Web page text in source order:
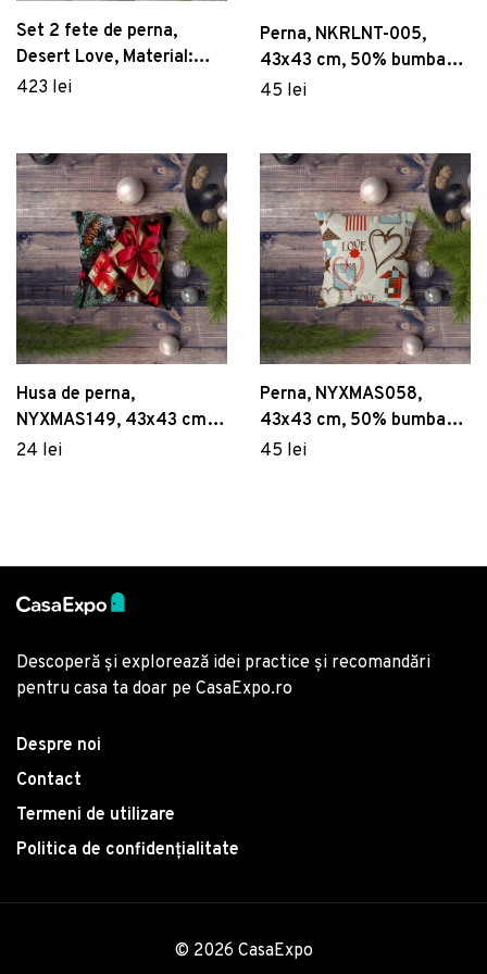
Set 2 fete de perna,
Desert Love, Material:
20% in, 80% poliester,
423 lei
Perna, NKRLNT-005,
43x43 cm, 50% bumbac /
50% poliester, Multicolor
45 lei
Husa de perna,
NYXMAS149, 43x43 cm,
50% bumbac/50%
24 lei
Perna, NYXMAS058,
43x43 cm, 50% bumbac /
50% poliester, Multicolor
45 lei
Descoperă și explorează idei practice și recomandări
pentru casa ta doar pe CasaExpo.ro
Despre noi
Contact
Termeni de utilizare
Politica de confidențialitate
© 2026 CasaExpo